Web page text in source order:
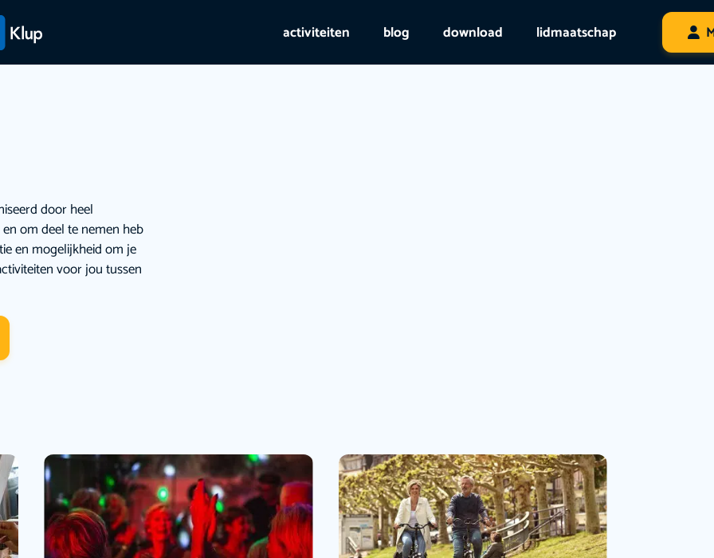
activiteiten blog download lidmaatschap
door heel
om deel te nemen heb
en mogelijkheid om je
voor jou tussen